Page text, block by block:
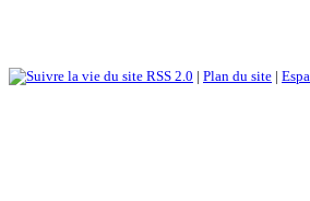
RSS 2.0 | Plan du site |